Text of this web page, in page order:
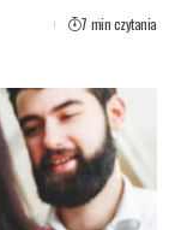
7 min czytania